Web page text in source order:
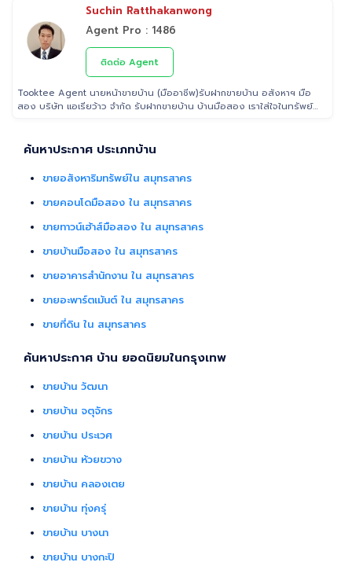
ตั้งแต่การประเมินราคา ถ่ายรูป/ทำการตลาด/โฆษณาผ่านสื่อต่างๆ/ เดินสิน
เชื่อ จนไปถึงขั้นตอนการโอนฯกรรมสิทธิ์ รับฝากขายเพื่อให้ลูกค้าขายบ้าน
ขายที่ดิน และอสังหาริมทรัพย์ทุกประเภทได้ โดยทีมงานมืออาชีพ กว่า 2,000
ท่าน ที่มีประสบการณ์ด้านอสังหาริมทรัพย์ มากกว่า 25 ปี ครอบคลุมทั่วพื้นที่
กรุงเทพฯ ปริมณฑล โดยมีพันธมิตรธนาคารหลายแห่ง และทีมนิติกรรมของ
กรมที่ดินทุกพื้นที่ ไร้กังวลเรื่องการโอนกรรมสิทธิ์
Suchin Ratthakanwong
Agent Pro : 1486
ติดต่อ Agent
Tooktee Agent นายหน้าขายบ้าน (มืออาชีพ)รับฝากขายบ้าน อสังหาฯ มือ
สอง บริษัท แอเรียว้าว จำกัด รับฝากขายบ้าน บ้านมือสอง เราใส่ใจในทรัพย์
เชื่อ จนไปถึงขั้นตอนการโอนฯกรรมสิทธิ์ รับฝากขายเพื่อให้ลูกค้าขายบ้าน
กรมที่ดินทุกพื้นที่ ไร้กังวลเรื่องการโอนกรรมสิทธิ์
ค้นหาประกาศ ประเภทบ้าน
ขายอสังหาริมทรัพย์ใน สมุทรสาคร
ขายคอนโดมือสอง ใน สมุทรสาคร
ขายทาวน์เฮ้าส์มือสอง ใน สมุทรสาคร
ขายบ้านมือสอง ใน สมุทรสาคร
ขายอาคารสำนักงาน ใน สมุทรสาคร
ขายอะพาร์ตเม้นต์ ใน สมุทรสาคร
ขายที่ดิน ใน สมุทรสาคร
ค้นหาประกาศ บ้าน ยอดนิยมในกรุงเทพ
ขายบ้าน วัฒนา
ขายบ้าน จตุจักร
ขายบ้าน ประเวศ
ขายบ้าน ห้วยขวาง
ขายบ้าน คลองเตย
ขายบ้าน ทุ่งครุ่
ขายบ้าน บางนา
ขายบ้าน บางกะปิ